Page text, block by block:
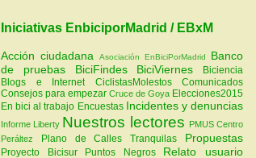
Iniciativas EnbiciporMadrid / EBxM
Acción ciudadana Asociación EnBiciPorMadrid
Banco
de pruebas
BiciFindes BiciViernes
Biciencia
Blogs e Internet
CiclistasMolestos
Comunicados
Consejos para empezar Cruce de Goya Elecciones2015
En bici al trabajo Encuestas Incidentes y denuncias
Informe Liberty Nuestros lectores
PMUS Centro
Peráltez
Plano de Calles Tranquilas Propuestas
Proyecto Bicisur Puntos Negros
Relato usuario